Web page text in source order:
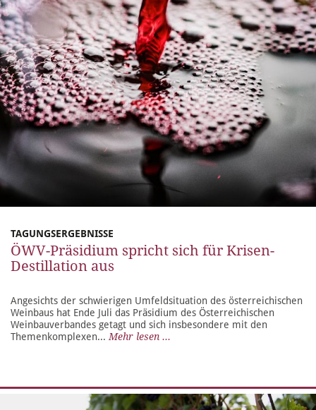
TAGUNGSERGEBNISSE
ÖWV-Präsidium spricht sich für Krisen-
Destillation aus
Angesichts der schwierigen Umfeldsituation des österreichischen
Weinbaus hat Ende Juli das Präsidium des Österreichischen
Weinbauverbandes getagt und sich insbesondere mit den
Themenkomplexen...Mehr lesen ...